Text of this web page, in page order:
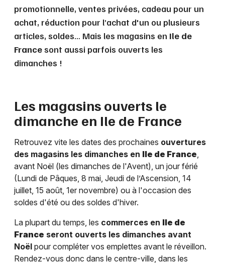
promotionnelle, ventes privées, cadeau pour un
achat, réduction pour l’achat d'un ou plusieurs
articles, soldes… Mais les magasins en Ile de
Francesont aussi parfois ouverts les
dimanches !
Les magasins ouverts le
dimanche en Ile de France
Retrouvez vite les dates des prochaines ouvertures
des magasins les dimanches en Ile de France,
avant Noël (les dimanches de l'Avent), un jour férié
(Lundi de Pâques, 8 mai, Jeudi de l’Ascension, 14
juillet, 15 août, 1er novembre) ou à l'occasion des
soldes d'été ou des soldes d'hiver.
La plupart du temps, les commerces en Ile de
France seront ouverts les dimanches avant
Noël pour compléter vos emplettes avant le réveillon.
Rendez-vous donc dans le centre-ville, dans les